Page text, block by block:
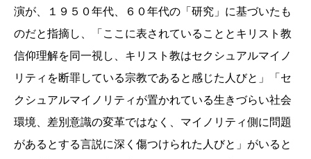
演が、１９５０年代、６０年代の「研究」に基づいたも
のだと指摘し、「ここに表されていることとキリスト教
信仰理解を同一視し、キリスト教はセクシュアルマイノ
リティを断罪している宗教であると感じた人びと」「セ
クシュアルマイノリティが置かれている生きづらい社会
環境、差別意識の変革ではなく、マイノリティ側に問題
があるとする言説に深く傷つけられた人びと」がいると